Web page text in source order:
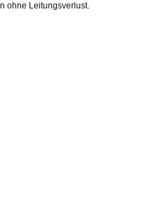
ohne Leitungsverlust.